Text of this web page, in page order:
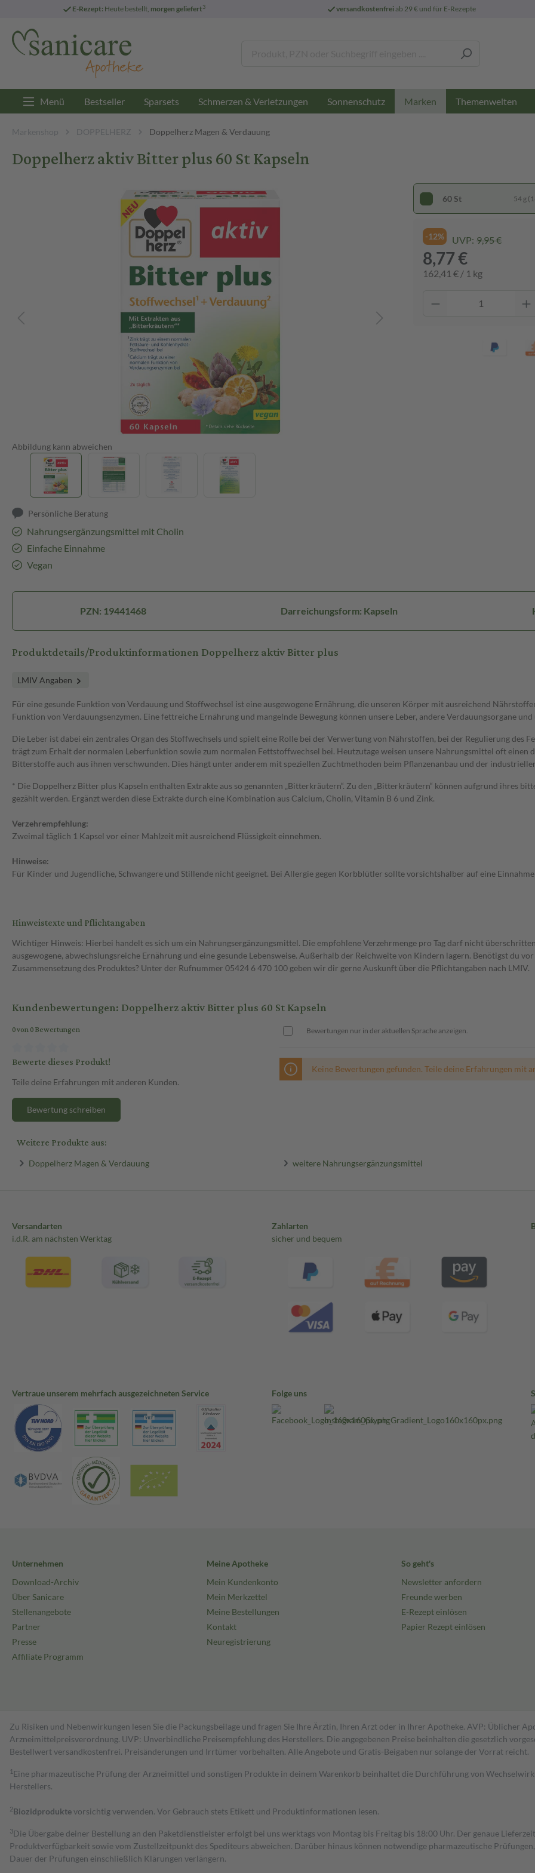
E-Rezept: Heute bestellt, morgen geliefert3 versandkostenfreiab 29 € und für E-Rezepte
Menü Bestseller Sparsets Schmerzen & Verletzungen Sonnenschutz Marken Themenwelten
Markenshop DOPPELHERZ Doppelherz Magen & Verdauung
Doppelherz aktiv Bitter plus 60 St Kapseln
Abbildung kann abweichen
Persönliche Beratung
Nahrungsergänzungsmittel mit Cholin
Einfache Einnahme
Vegan
60 St 54 g
-12% UVP: 9,95 €
8,77 €
162,41 € / 1 kg
PZN: 19441468 Darreichungsform: Kapseln
Produktdetails/Produktinformationen Doppelherz aktiv Bitter plus
LMIV Angaben
Für eine gesunde Funktion von Verdauung und Stoffwechsel ist eine ausgewogene Ernährung, die unseren Körper mit ausreichend
Funktion von Verdauungsenzymen. Eine fettreiche Ernährung und mangelnde Bewegung können unsere Leber, andere Verdauungsorgane
Die Leber ist dabei ein zentrales Organ des Stoffwechsels und spielt eine Rolle bei der Verwertung von Nährstoffen, bei der Regulierung
trägt zum Erhalt der normalen Leberfunktion sowie zum normalen Fettstoffwechsel bei. Heutzutage weisen unsere Nahrungsmittel oft
Bitterstoffe auch aus ihnen verschwunden. Dies hängt unter anderem mit speziellen Zuchtmethoden beim Pflanzenanbau und der
* Die Doppelherz Bitter plus Kapseln enthalten Extrakte aus so genannten „Bitterkräutern“. Zu den „Bitterkräutern“ können aufgrund ihres
gezählt werden. Ergänzt werden diese Extrakte durch eine Kombination aus Calcium, Cholin, Vitamin B 6 und Zink.
Verzehrempfehlung:
Zweimal täglich 1 Kapsel vor einer Mahlzeit mit ausreichend Flüssigkeit einnehmen.
Hinweise:
Für Kinder und Jugendliche, Schwangere und Stillende nicht geeignet. Bei Allergie gegen Korbblütler sollte vorsichtshalber auf eine
Hinweistexte und Pflichtangaben
Wichtiger Hinweis: Hierbei handelt es sich um ein Nahrungsergänzungsmittel. Die empfohlene Verzehrmenge pro Tag darf nicht
ausgewogene, abwechslungsreiche Ernährung und eine gesunde Lebensweise. Außerhalb der Reichweite von Kindern lagern. Benötigst du
Zusammensetzung des Produktes? Unter der Rufnummer 05424 6 470 100 geben wir dir gerne Auskunft über die Pflichtangaben nach LMIV.
Kundenbewertungen: Doppelherz aktiv Bitter plus 60 St Kapseln
0 von 0 Bewertungen
Bewerte dieses Produkt!
Teile deine Erfahrungen mit anderen Kunden.
Bewertung schreiben
Bewertungen nur in der aktuellen Sprache anzeigen.
Keine Bewertungen gefunden. Teile deine Erfahrungen mit
Weitere Produkte aus:
Doppelherz Magen & Verdauung weitere Nahrungsergänzungsmittel
Versandarten
i.d.R. am nächsten Werktag
Zahlarten
sicher und bequem
Vertraue unserem mehrfach ausgezeichneten Service Folge uns
Unternehmen
Download-Archiv
Über Sanicare
Stellenangebote
Partner
Presse
Affiliate Programm
Meine Apotheke
Mein Kundenkonto
Mein Merkzettel
Meine Bestellungen
Kontakt
Neuregistrierung
So geht's
Newsletter anfordern
Freunde werben
E-Rezept einlösen
Papier Rezept einlösen
Zu Risiken und Nebenwirkungen lesen Sie die Packungsbeilage und fragen Sie Ihre Ärztin, Ihren Arzt oder in Ihrer Apotheke. AVP: Üblicher
Arzneimittelpreisverordnung. UVP: Unverbindliche Preisempfehlung des Herstellers. Die angegebenen Preise beinhalten die gesetzlich
Bestell­wert versand­kosten­frei. Preisänderungen und Irrtümer vorbehalten. Alle Angebote und Gratis-Beigaben nur solange der Vorrat reicht.
1 Eine pharmazeutische Prüfung der Arzneimittel und sonstigen Produkte in deinem Warenkorb beinhaltet die Durchführung von
Herstellers.
2Biozidproduktevorsichtig verwenden. Vor Gebrauch stets Etikett und Produktinformationen lesen.
3Die Übergabe deiner Bestellung an den Paketdienstleister erfolgt bei uns werktags von Montag bis Freitag bis 18:00 Uhr. Der genaue
Produktverfügbarkeit sowie vom Zustellzeitpunkt des Spediteurs abweichen. Darüber hinaus können notwendige pharmazeutische
Dauer der Prüfungen einschließlich Klärungen verlängern.